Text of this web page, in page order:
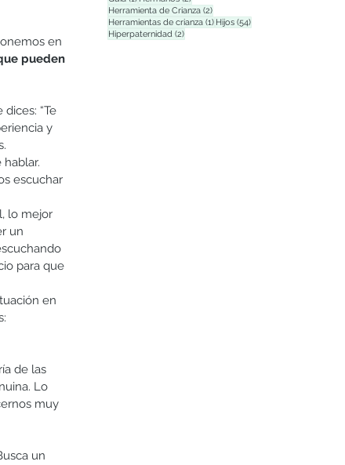
en
pueden
“Te
y
escuchar
lo mejor
un
para que
en
de las
Lo
muy
un
Herramienta de Crianza (2)2 entradas
Herramientas de crianza (1)1 entrada
Hijos (54)54 entradas
Hiperpaternidad (2)2 entradas